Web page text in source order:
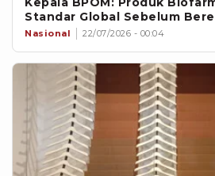
Standar Global Sebelum
Nasional 22/07/2026 - 00:04